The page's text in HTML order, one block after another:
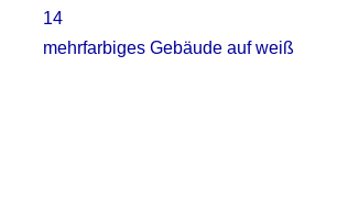
14
mehrfarbiges Gebäude auf weiß